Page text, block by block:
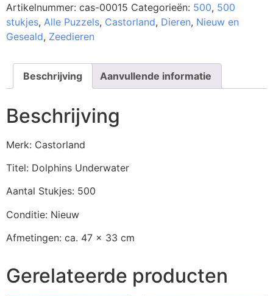
Artikelnummer: cas-00015 Categorieën: 500, 500
stukjes, Alle Puzzels, Castorland, Dieren, Nieuw en
Geseald, Zeedieren
Beschrijving Aanvullende informatie
Beschrijving
Merk: Castorland
Titel: Dolphins Underwater
Aantal Stukjes: 500
Conditie: Nieuw
Afmetingen: ca. 47 x 33 cm
Gerelateerde producten